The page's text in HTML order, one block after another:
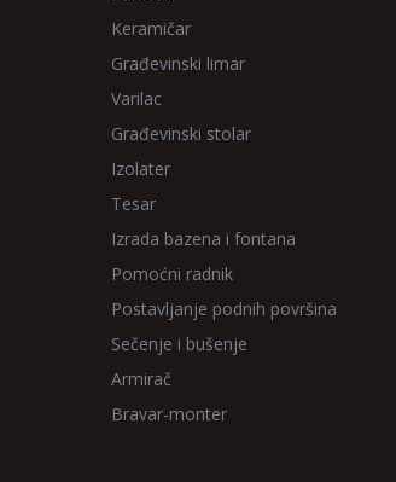
Keramičar
Građevinski limar
Varilac
Građevinski stolar
Izolater
Tesar
Izrada bazena i fontana
Pomoćni radnik
Postavljanje podnih površina
Sečenje i bušenje
Armirač
Bravar-monter